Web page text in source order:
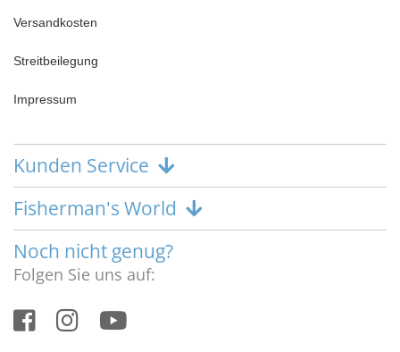
Versandkosten
Streitbeilegung
Impressum
Kunden Service
Fisherman's World
Noch nicht genug?
Folgen Sie uns auf: